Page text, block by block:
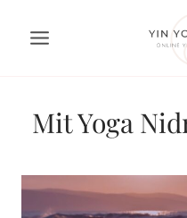
Inhalt
Mit Yoga